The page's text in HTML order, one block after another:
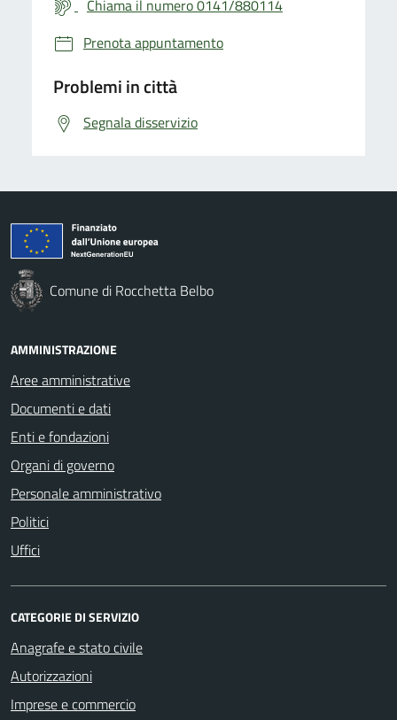
Chiama il numero 0141/880114
Prenota appuntamento
Problemi in città
Segnala disservizio
Comune di Rocchetta Belbo
AMMINISTRAZIONE
Aree amministrative
Documenti e dati
Enti e fondazioni
Organi di governo
Personale amministrativo
Politici
Uffici
CATEGORIE DI SERVIZIO
Anagrafe e stato civile
Autorizzazioni
Imprese e commercio